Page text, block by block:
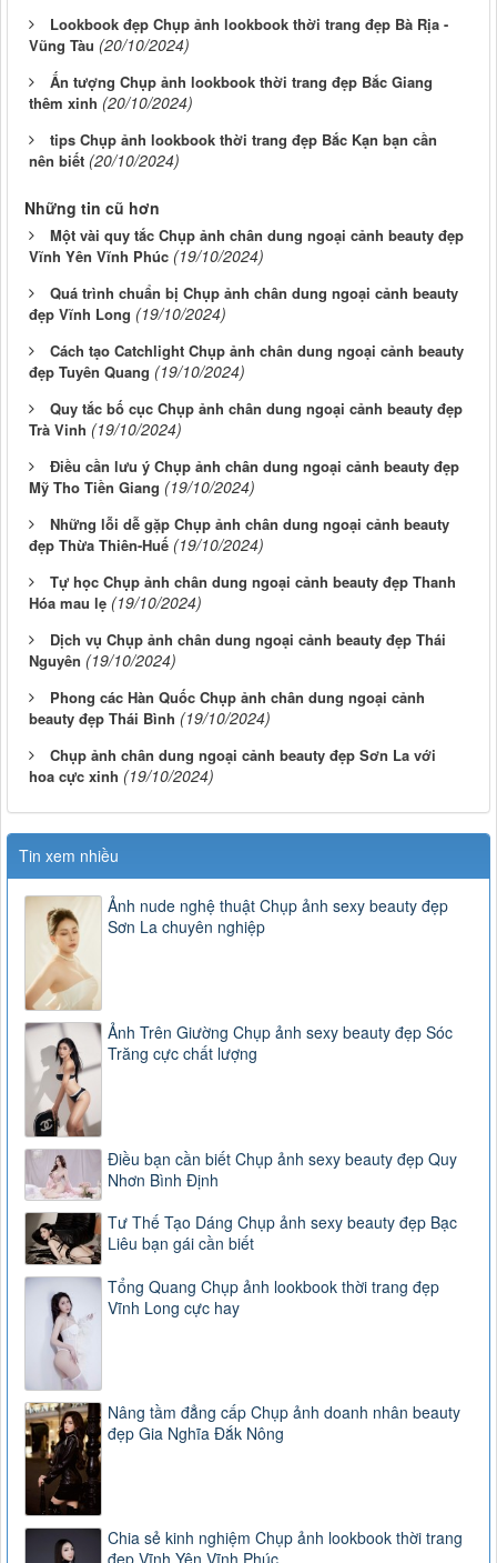
Lookbook đẹp Chụp ảnh lookbook thời trang đẹp Bà Rịa -
Vũng Tàu (20/10/2024)
Ấn tượng Chụp ảnh lookbook thời trang đẹp Bắc Giang
thêm xinh (20/10/2024)
tips Chụp ảnh lookbook thời trang đẹp Bắc Kạn bạn cần
nên biết (20/10/2024)
Những tin cũ hơn
Một vài quy tắc Chụp ảnh chân dung ngoại cảnh beauty đẹp
Vĩnh Yên Vĩnh Phúc (19/10/2024)
Quá trình chuẩn bị Chụp ảnh chân dung ngoại cảnh beauty
đẹp Vĩnh Long (19/10/2024)
Cách tạo Catchlight Chụp ảnh chân dung ngoại cảnh beauty
đẹp Tuyên Quang (19/10/2024)
Quy tắc bố cục Chụp ảnh chân dung ngoại cảnh beauty đẹp
Trà Vinh (19/10/2024)
Điều cần lưu ý Chụp ảnh chân dung ngoại cảnh beauty đẹp
Mỹ Tho Tiền Giang (19/10/2024)
Những lỗi dễ gặp Chụp ảnh chân dung ngoại cảnh beauty
đẹp Thừa Thiên-Huế (19/10/2024)
Tự học Chụp ảnh chân dung ngoại cảnh beauty đẹp Thanh
Hóa mau lẹ (19/10/2024)
Dịch vụ Chụp ảnh chân dung ngoại cảnh beauty đẹp Thái
Nguyên (19/10/2024)
Phong các Hàn Quốc Chụp ảnh chân dung ngoại cảnh
beauty đẹp Thái Bình (19/10/2024)
Chụp ảnh chân dung ngoại cảnh beauty đẹp Sơn La với
hoa cực xinh (19/10/2024)
Tin xem nhiều
Ảnh nude nghệ thuật Chụp ảnh sexy beauty đẹp
Sơn La chuyên nghiệp
Ảnh Trên Giường Chụp ảnh sexy beauty đẹp Sóc
Trăng cực chất lượng
Điều bạn cần biết Chụp ảnh sexy beauty đẹp Quy
Nhơn Bình Định
Tư Thế Tạo Dáng Chụp ảnh sexy beauty đẹp Bạc
Liêu bạn gái cần biết
Tổng Quang Chụp ảnh lookbook thời trang đẹp
Vĩnh Long cực hay
Nâng tầm đẳng cấp Chụp ảnh doanh nhân beauty
đẹp Gia Nghĩa Đắk Nông
Chia sẻ kinh nghiệm Chụp ảnh lookbook thời trang